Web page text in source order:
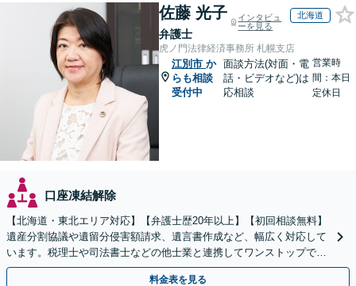
佐藤 光子
弁護士
インタビュ
ーを見る
北海道
虎ノ門法律経済事務所 札幌支店
江別市 か
らも相談
受付中
面談方法(対面・電
話・ビデオなど)は
応相談
営業時
間：本日
定休日
口座凍結解除
【北海道・東北エリア対応】【弁護士歴20年以上】【初回相談無料】
遺産分割協議や遺留分侵害額請求、遺言書作成など、幅広く対応して
います。税理士や司法書士などの他士業と連携してワンストップでの
解決が可能です。ぜひご相談ください。
料金表を見る